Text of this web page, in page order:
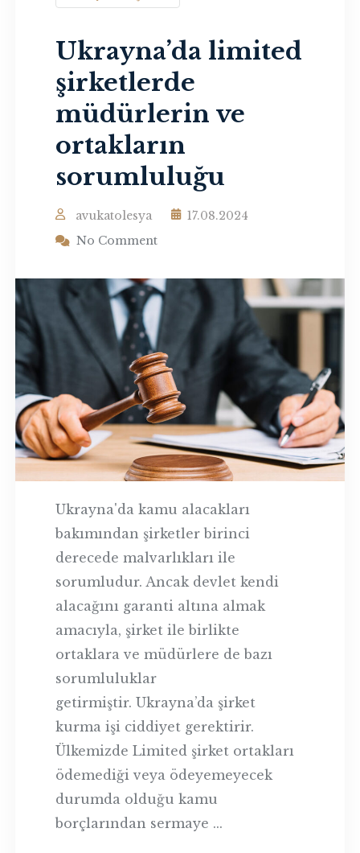
Ukrayna’da limited
şirketlerde
müdürlerin ve
ortakların
sorumluluğu
avukatolesya
17.08.2024
No Comment
Ukrayna'da kamu alacakları
bakımından şirketler birinci
derecede malvarlıkları ile
sorumludur. Ancak devlet kendi
alacağını garanti altına almak
amacıyla, şirket ile birlikte
ortaklara ve müdürlere de bazı
sorumluluklar
getirmiştir. Ukrayna’da şirket
kurma işi ciddiyet gerektirir.
Ülkemizde Limited şirket ortakları
ödemediği veya ödeyemeyecek
durumda olduğu kamu
borçlarından sermaye ...